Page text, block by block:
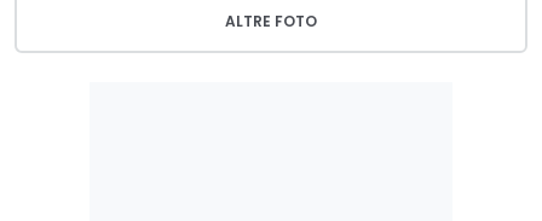
ALTRE FOTO